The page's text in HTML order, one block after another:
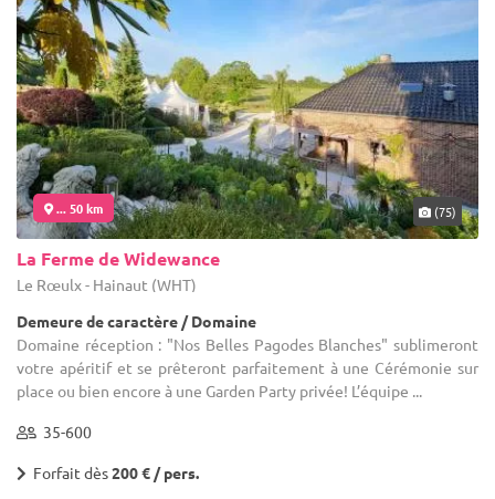
... 50 km (75)
La Ferme de Widewance
Le Rœulx - Hainaut (WHT)
Demeure de caractère / Domaine
Domaine réception : "Nos Belles Pagodes Blanches" sublimeront
votre apéritif et se prêteront parfaitement à une Cérémonie sur
place ou bien encore à une Garden Party privée! L’équipe ...
35-600
Forfait dès200 € / pers.